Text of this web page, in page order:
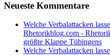
Neueste Kommentare
Welche Verbalattacken
Rhetorikblog.com -
größte Klappe Tübingens
Welche Verbalattacken